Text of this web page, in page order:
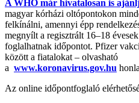
A WHO már hivatalosan is
magyar kórházi oltópontokon
felkínálni, amennyi épp
megnyílt a regisztrált 16–18
foglalhatnak időpontot. Pfizer
között a fiatalokat – olvasható
a www.koronavirus.gov.hu
Az online időpontfoglaló